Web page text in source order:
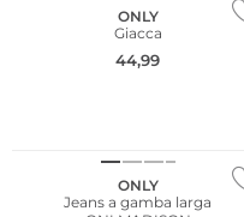
ONLY
Giacca
44,99
ONLY
Jeans a gamba larga